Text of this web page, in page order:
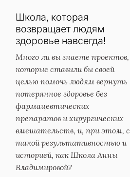
Школа, которая
возвращает людям
здоровье навсегда!
Много ли вы знаете проектов,
которые ставили бы своей
целью помочь людям вернуть
потерянное здоровье без
фармацевтических
препаратов и хирургических
вмешательств, и, при этом, с
такой результативностью и
историей, как Школа Анны
Владимировой?